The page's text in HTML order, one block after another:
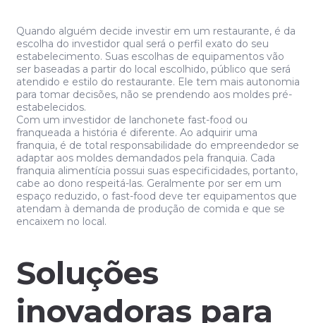
Quando alguém decide investir em um restaurante, é da
escolha do investidor qual será o perfil exato do seu
estabelecimento. Suas escolhas de equipamentos vão
ser baseadas a partir do local escolhido, público que será
atendido e estilo do restaurante. Ele tem mais autonomia
para tomar decisões, não se prendendo aos moldes pré-
estabelecidos.
Com um investidor de lanchonete fast-food ou
franqueada a história é diferente. Ao adquirir uma
franquia, é de total responsabilidade do empreendedor se
adaptar aos moldes demandados pela franquia. Cada
franquia alimentícia possui suas especificidades, portanto,
cabe ao dono respeitá-las. Geralmente por ser em um
espaço reduzido, o fast-food deve ter equipamentos que
atendam à demanda de produção de comida e que se
encaixem no local.
Soluções
inovadoras para